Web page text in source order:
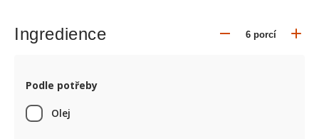
Ingredience
Podle potřeby
Olej